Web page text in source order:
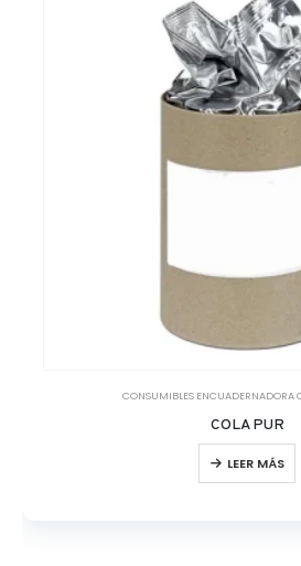
CONSUMIBLES ENCUADERNADORA
COLA PUR
LEER MÁS